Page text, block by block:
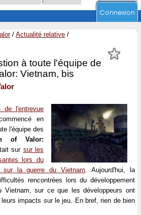
Connexion
/ Actualité relative /
à toute l'équipe de
Vietnam, bis
de l'entrevue
en
l'équipe des
of Valor:
sur sur les
lors du
sur la guerre du Vietnam. Aujourd'hui, la
rencontrées lors du développement
Vietnam, sur ce que les développeurs ont
impacts sur le jeu. En bref, rien de bien